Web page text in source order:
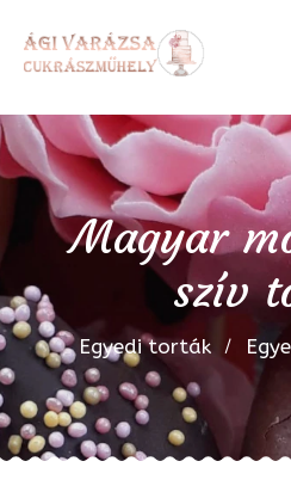
Magyar
szív
Egyedi torták